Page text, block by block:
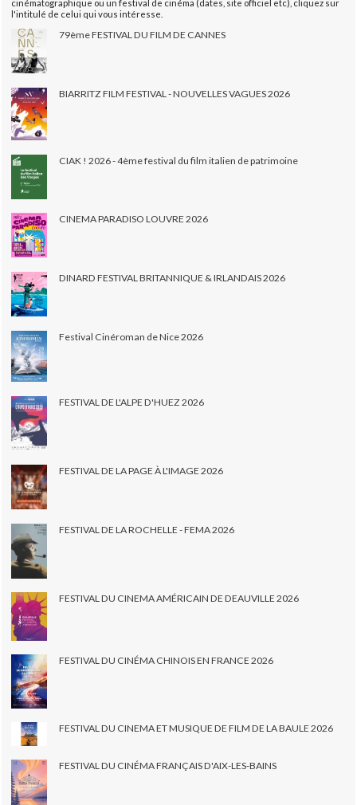
cinématographique ou un festival de cinéma (dates, site officiel etc), cliquez sur
l'intitulé de celui qui vous intéresse.
79ème FESTIVAL DU FILM DE CANNES
BIARRITZ FILM FESTIVAL - NOUVELLES VAGUES 2026
CIAK ! 2026 - 4ème festival du film italien de patrimoine
CINEMA PARADISO LOUVRE 2026
DINARD FESTIVAL BRITANNIQUE & IRLANDAIS 2026
Festival Cinéroman de Nice 2026
FESTIVAL DE L'ALPE D'HUEZ 2026
FESTIVAL DE LA PAGE À L'IMAGE 2026
FESTIVAL DE LA ROCHELLE - FEMA 2026
FESTIVAL DU CINEMA AMÉRICAIN DE DEAUVILLE 2026
FESTIVAL DU CINÉMA CHINOIS EN FRANCE 2026
FESTIVAL DU CINEMA ET MUSIQUE DE FILM DE LA BAULE 2026
FESTIVAL DU CINÉMA FRANÇAIS D'AIX-LES-BAINS